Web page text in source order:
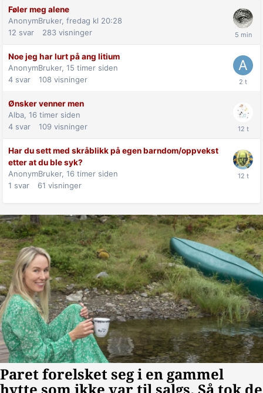
Føler meg alene
AnonymBruker, fredag kl 20:28
12 svar 283 visninger
Noe jeg har lurt på ang litium
AnonymBruker, 15 timer siden
4 svar 108 visninger
Ønsker venner men
Alba, 16 timer siden
4 svar 109 visninger
Har du sett med skråblikk på egen barndom/oppvekst
etter at du ble syk?
AnonymBruker, 16 timer siden
1 svar 61 visninger